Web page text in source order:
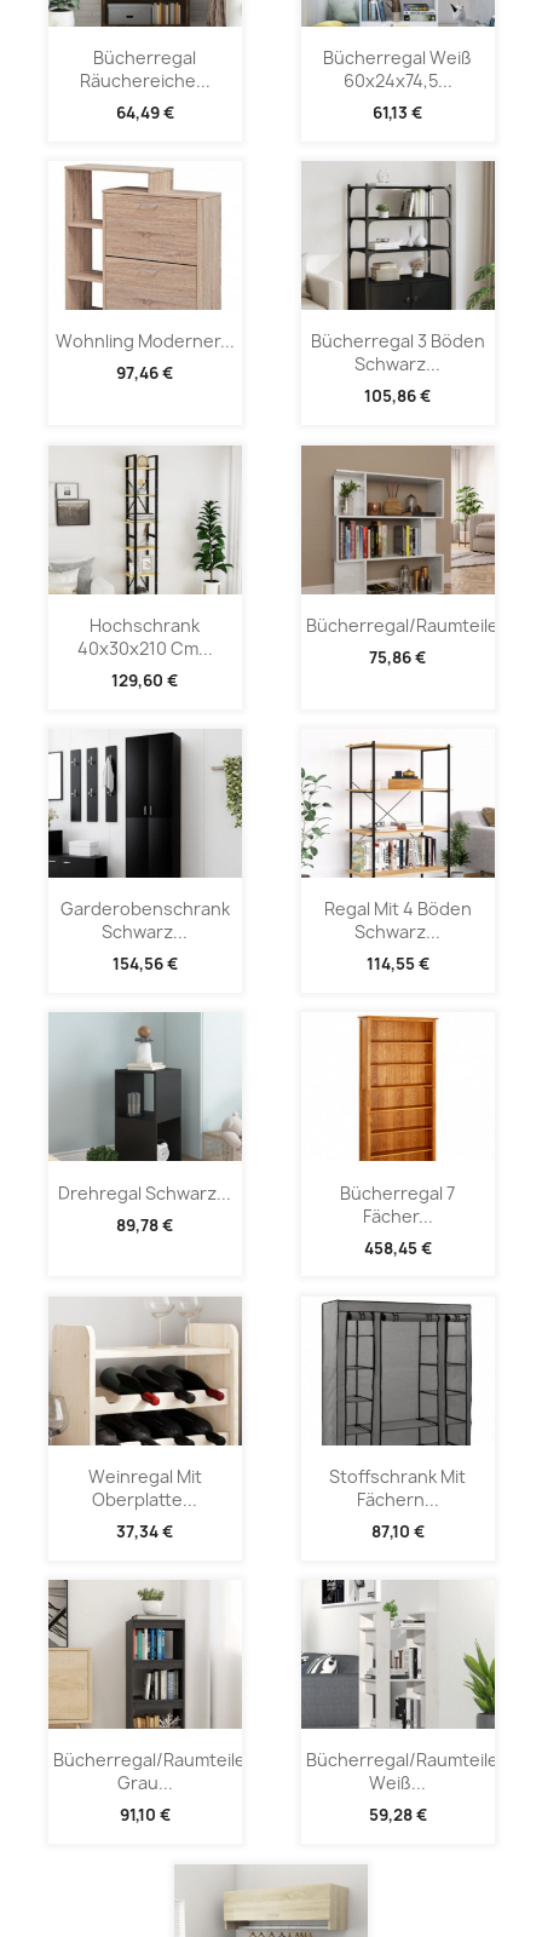
Bücherregal
Räuchereiche...
64,49 €
Bücherregal Weiß
60x24x74,5...
61,13 €
Wohnling Moderner...
97,46 €
Bücherregal 3 Böden
Schwarz...
105,86 €
Hochschrank
40x30x210 Cm...
129,60 €
Bücherregal/Raumteiler...
75,86 €
Garderobenschrank
Schwarz...
154,56 €
Regal Mit 4 Böden
Schwarz...
114,55 €
Drehregal Schwarz...
89,78 €
Bücherregal 7
Fächer...
458,45 €
Weinregal Mit
Oberplatte...
37,34 €
Stoffschrank Mit
Fächern...
87,10 €
Bücherregal/Raumteiler
Grau...
91,10 €
Bücherregal/Raumteiler
Weiß...
59,28 €